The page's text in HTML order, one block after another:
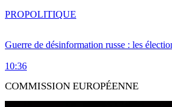
Guerre de désinformation russe : les
10:36
PROPOLITIQUE
COMMISSION EUROPÉENNE